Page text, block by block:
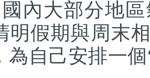
內大部分地
明假期與周末
為自己安排一